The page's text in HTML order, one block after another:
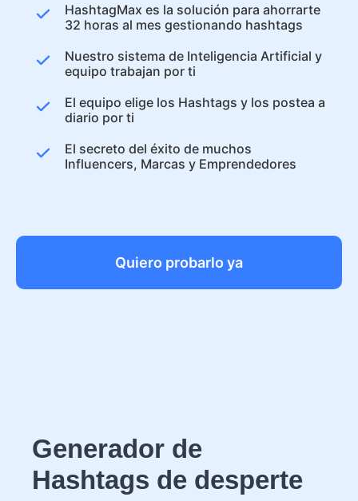
HashtagMax es la solución para ahorrarte
32 horas al mes gestionando hashtags
Nuestro sistema de Inteligencia Artificial y
equipo trabajan por ti
El equipo elige los Hashtags y los postea a
diario por ti
El secreto del éxito de muchos
Influencers, Marcas y Emprendedores
Quiero probarlo ya
Generador de
Hashtags de desperte